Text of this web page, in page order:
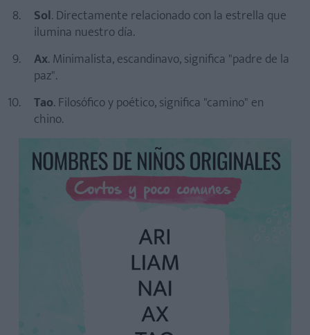
Sol. Directamente relacionado con la estrella que
ilumina nuestro día.
Ax. Minimalista, escandinavo, significa "padre de la
paz".
Tao. Filosófico y poético, significa "camino" en
chino.